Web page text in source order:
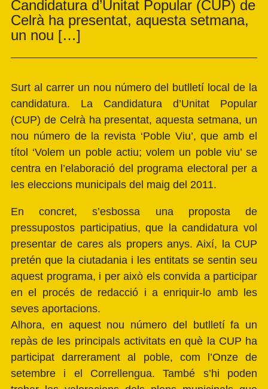
Candidatura d’Unitat Popular (CUP) de
Celrà ha presentat, aquesta setmana,
un nou […]
Surt al carrer un nou número del butlletí local de la
candidatura. La Candidatura d’Unitat Popular
(CUP) de Celrà ha presentat, aquesta setmana, un
nou número de la revista ‘Poble Viu’, que amb el
títol ‘Volem un poble actiu; volem un poble viu’ se
centra en l’elaboració del programa electoral per a
les eleccions municipals del maig del 2011.
En concret, s’esbossa una proposta de
pressupostos participatius, que la candidatura vol
presentar de cares als propers anys. Així, la CUP
pretén que la ciutadania i les entitats se sentin seu
aquest programa, i per això els convida a participar
en el procés de redacció i a enriquir-lo amb les
seves aportacions.
Alhora, en aquest nou número del butlletí fa un
repàs de les principals activitats en què la CUP ha
participat darrerament al poble, com l’Onze de
setembre i el Correllengua. També s’hi poden